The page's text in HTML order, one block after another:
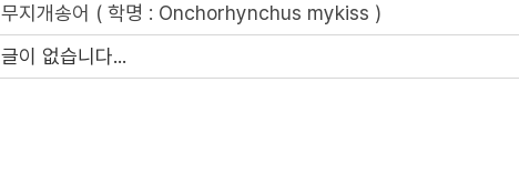
무지개송어 ( 학명 : Onchorhynchus mykiss )
글이 없습니다...